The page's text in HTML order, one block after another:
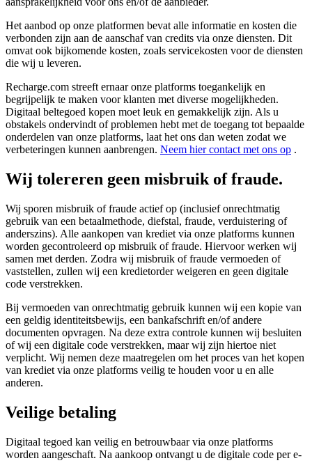
Het aanbod op onze platformen bevat alle informatie en kosten die
verbonden zijn aan de aanschaf van credits via onze diensten. Dit
omvat ook bijkomende kosten, zoals servicekosten voor de diensten
die wij u leveren.
Recharge.com streeft ernaar onze platforms toegankelijk en
begrijpelijk te maken voor klanten met diverse mogelijkheden.
Digitaal beltegoed kopen moet leuk en gemakkelijk zijn. Als u
obstakels ondervindt of problemen hebt met de toegang tot bepaalde
onderdelen van onze platforms, laat het ons dan weten zodat we
verbeteringen kunnen aanbrengen. Neem hier contact met ons op .
Wij tolereren geen misbruik of fraude.
Wij sporen misbruik of fraude actief op (inclusief onrechtmatig
gebruik van een betaalmethode, diefstal, fraude, verduistering of
anderszins). Alle aankopen van krediet via onze platforms kunnen
worden gecontroleerd op misbruik of fraude. Hiervoor werken wij
samen met derden. Zodra wij misbruik of fraude vermoeden of
vaststellen, zullen wij een kredietorder weigeren en geen digitale
code verstrekken.
Bij vermoeden van onrechtmatig gebruik kunnen wij een kopie van
een geldig identiteitsbewijs, een bankafschrift en/of andere
documenten opvragen. Na deze extra controle kunnen wij besluiten
of wij een digitale code verstrekken, maar wij zijn hiertoe niet
verplicht. Wij nemen deze maatregelen om het proces van het kopen
van krediet via onze platforms veilig te houden voor u en alle
anderen.
Veilige betaling
Digitaal tegoed kan veilig en betrouwbaar via onze platforms
worden aangeschaft. Na aankoop ontvangt u de digitale code per e-